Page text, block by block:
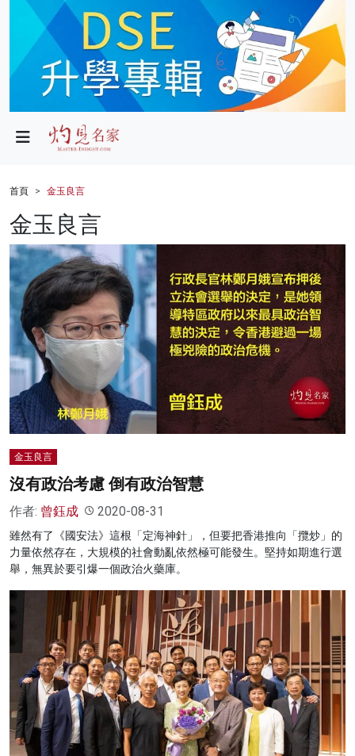
政局
財經
生活
健康
商業
科技
影片
名家榜
灼見活動
首頁 金玉良言
金玉良言
金玉良言
沒有政治考慮 倒有政治智慧
作者: 曾鈺成 2020-08-31
雖然有了《國安法》這根「定海神針」，但要把香港推向「攬炒」的
力量依然存在，大規模的社會動亂依然極可能發生。堅持如期進行選
舉，無異於要引爆一個政治火藥庫。